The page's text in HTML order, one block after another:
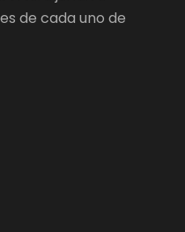
de cada uno de